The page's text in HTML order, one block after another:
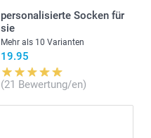
personalisierte Socken für
sie
Mehr als 10 Varianten
19.95
(21 Bewertung/en)